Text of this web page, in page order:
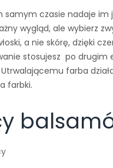
samym czasie nadaje im
wygląd, ale wybierz
a nie skórę, dzięki
stosujesz po
farba
farbki.